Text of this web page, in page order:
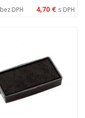
bez DPH 4,70 € s DPH